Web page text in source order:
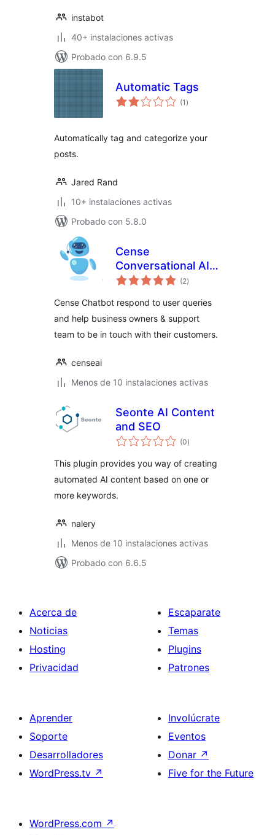
instabot
40+ instalaciones activas
Probado con 6.9.5
Automatic Tags
(1 total
de
)
Automatically tag and categorize your
posts.
Jared Rand
10+ instalaciones activas
Probado con 5.8.0
Cense
Conversational AI
Chatbot
(2total
de
)
Cense Chatbot respond to user queries
and help business owners & support
team to be in touch with their customers.
censeai
Menos de 10 instalaciones activas
Seonte AI Content
and SEO
(0total
de
)
This plugin provides you way of creating
automated AI content based on one or
more keywords.
nalery
Menos de 10 instalaciones activas
Probado con 6.6.5
Acerca de
Noticias
Hosting
Privacidad
Escaparate
Temas
Plugins
Patrones
Aprender
Soporte
Desarrolladores
WordPress.tv ↗
Involúcrate
Eventos
Donar ↗
Five for the Future
WordPress.com ↗